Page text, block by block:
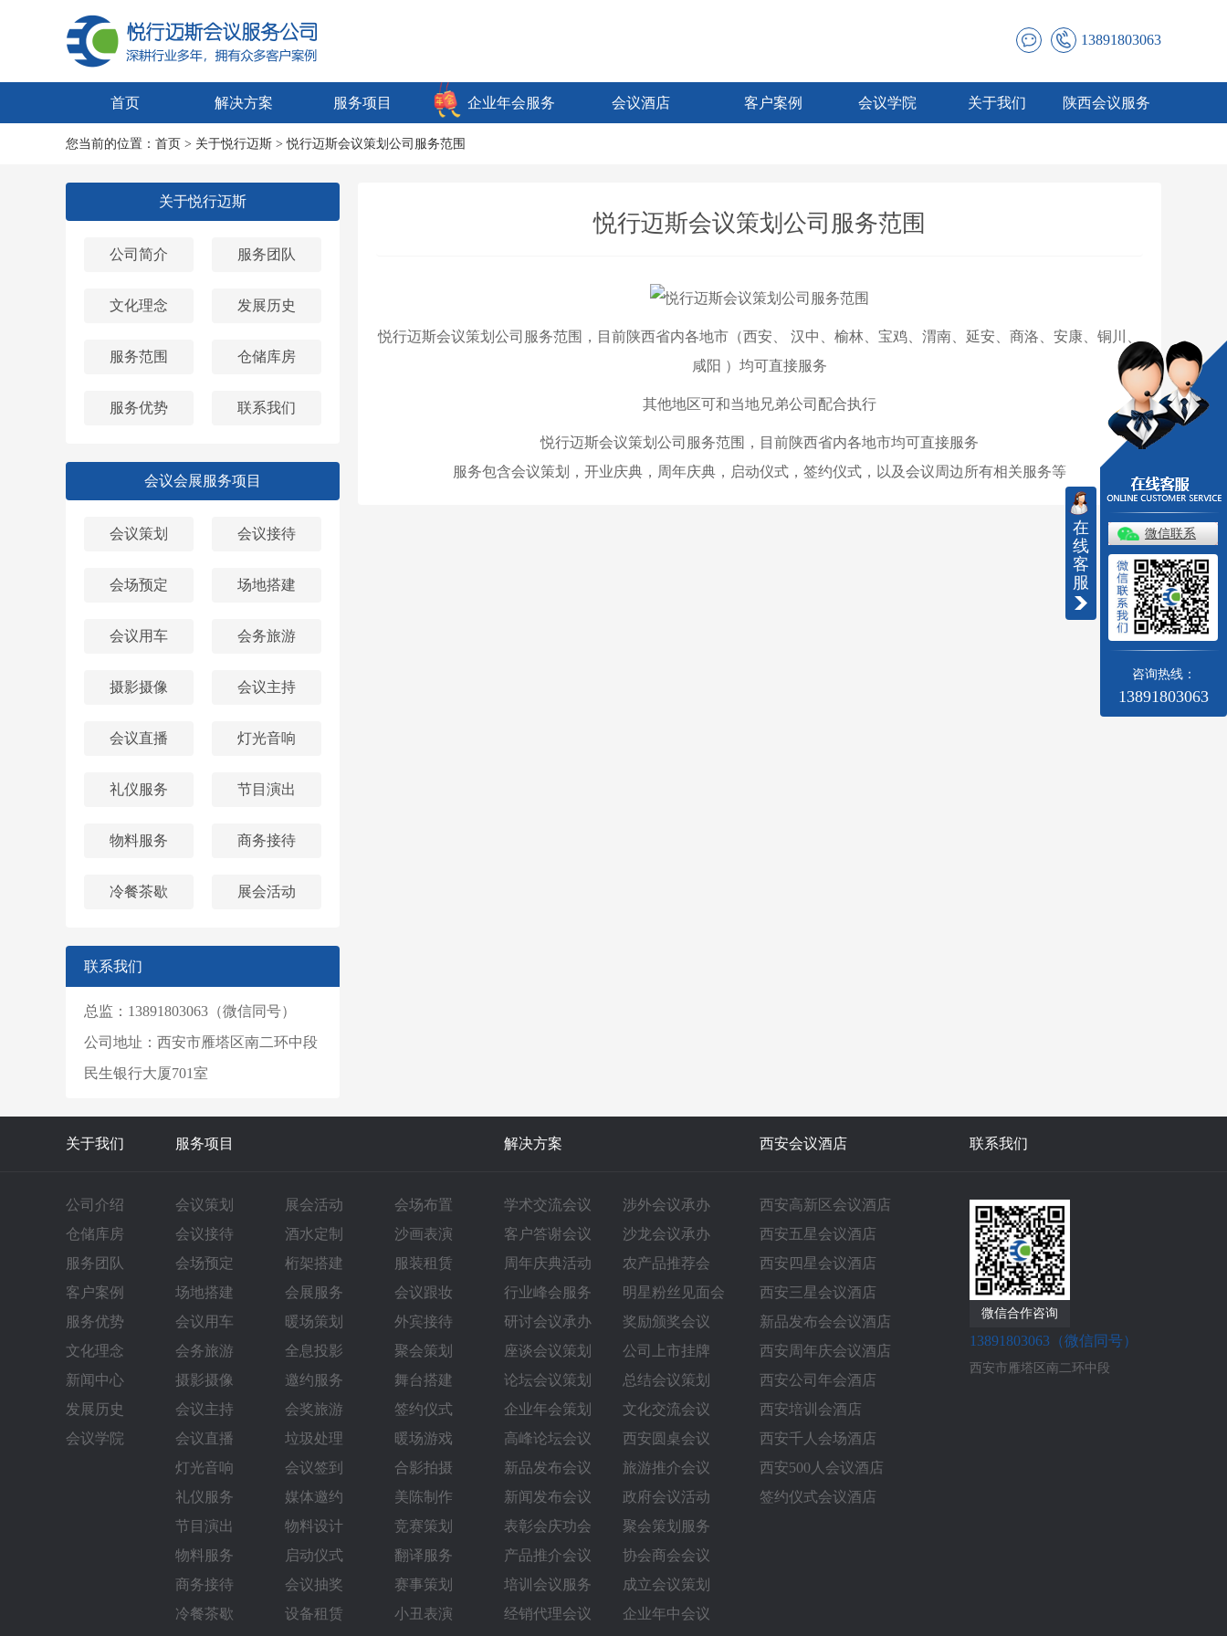
13891803063
首页 解决方案 服务项目 企业年会服务 会议酒店 客户案例 会议学院 关于我们 陕西会议服务
您当前的位置： 首页 > 关于悦行迈斯 > 悦行迈斯会议策划公司服务范围
关于悦行迈斯
公司简介 服务团队
文化理念 发展历史
服务范围 仓储库房
服务优势 联系我们
会议会展服务项目
会议策划 会议接待
会场预定 场地搭建
会议用车 会务旅游
摄影摄像 会议主持
会议直播 灯光音响
礼仪服务 节目演出
物料服务 商务接待
冷餐茶歇 展会活动
联系我们
总监：13891803063（微信同号）
公司地址：西安市雁塔区南二环中段
民生银行大厦701室
悦行迈斯会议策划公司服务范围
悦行迈斯会议策划公司服务范围，目前陕西省内各地市（西安 汉中 榆林 宝鸡 渭南 延安 商洛 安康 铜川
咸阳 ）均可直接服务
其他地区可和当地兄弟公司配合执行
悦行迈斯会议策划公司服务范围，目前陕西省内各地市均可直接服务
服务包含会议策划，开业庆典，周年庆典，启动仪式，签约仪式，以及会议周边所有相关服务等
关于我们 服务项目 解决方案 西安会议酒店 联系我们
公司介绍
仓储库房
服务团队
客户案例
服务优势
文化理念
新闻中心
发展历史
会议学院
会议策划
会议接待
会场预定
场地搭建
会议用车
会务旅游
摄影摄像
会议主持
会议直播
灯光音响
礼仪服务
节目演出
物料服务
商务接待
冷餐茶歇
展会活动
酒水定制
桁架搭建
会展服务
暖场策划
全息投影
邀约服务
会奖旅游
垃圾处理
会议签到
媒体邀约
物料设计
启动仪式
会议抽奖
设备租赁
会场布置
沙画表演
服装租赁
会议跟妆
外宾接待
聚会策划
舞台搭建
签约仪式
暖场游戏
合影拍摄
美陈制作
竞赛策划
翻译服务
赛事策划
小丑表演
学术交流会议
客户答谢会议
周年庆典活动
行业峰会服务
研讨会议承办
座谈会议策划
论坛会议策划
企业年会策划
高峰论坛会议
新品发布会议
新闻发布会议
表彰会庆功会
产品推介会议
培训会议服务
经销代理会议
涉外会议承办
沙龙会议承办
农产品推荐会
明星粉丝见面会
奖励颁奖会议
公司上市挂牌
总结会议策划
文化交流会议
西安圆桌会议‌
旅游推介会议
政府会议活动
聚会策划服务
协会商会会议
成立会议策划
企业年中会议
西安高新区会议酒店
西安五星会议酒店
西安四星会议酒店
西安三星会议酒店
新品发布会会议酒店
西安周年庆会议酒店
西安公司年会酒店
西安培训会酒店
西安千人会场酒店
西安500人会议酒店
签约仪式会议酒店
微信合作咨询
13891803063（微信同号）
西安市雁塔区南二环中段
在
线
客
服
微信联系
咨询热线：
13891803063